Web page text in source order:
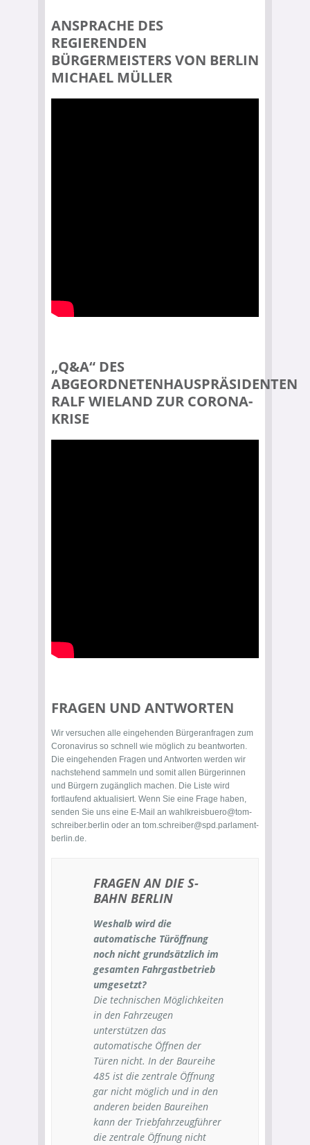
ANSPRACHE DES
REGIERENDEN
BÜRGERMEISTERS VON BERLIN
MICHAEL MÜLLER
„Q&A“ DES
ABGEORDNETENHAUSPRÄSIDENTEN
RALF WIELAND ZUR CORONA-
KRISE
FRAGEN UND ANTWORTEN
Wir versuchen alle eingehenden Bürgeranfragen zum
Coronavirus so schnell wie möglich zu beantworten.
Die eingehenden Fragen und Antworten werden wir
nachstehend sammeln und somit allen Bürgerinnen
und Bürgern zugänglich machen. Die Liste wird
fortlaufend aktualisiert. Wenn Sie eine Frage haben,
senden Sie uns eine E-Mail an wahlkreisbuero@tom-
schreiber.berlin oder an tom.schreiber@spd.parlament-
berlin.de.
FRAGEN AN DIE S-
BAHN BERLIN
Weshalb wird die
automatische Türöffnung
noch nicht grundsätzlich im
gesamten Fahrgastbetrieb
umgesetzt?
Die technischen Möglichkeiten
in den Fahrzeugen
unterstützen das
automatische Öffnen der
Türen nicht. In der Baureihe
485 ist die zentrale Öffnung
gar nicht möglich und in den
anderen beiden Baureihen
kann der Triebfahrzeugführer
die zentrale Öffnung nicht